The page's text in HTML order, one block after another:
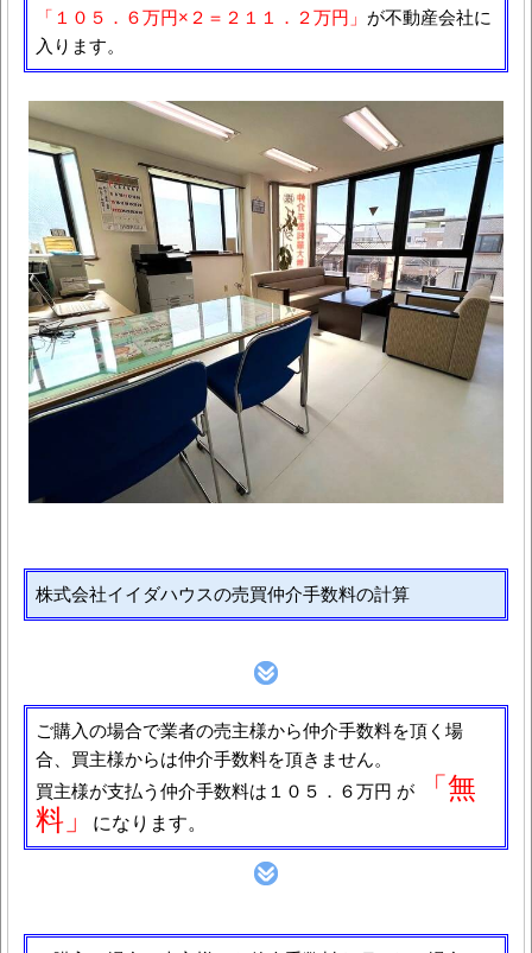
「１０５．６万円×２＝２１１．２万円」 が不動産会社に
入ります。
株式会社イイダハウスの売買仲介手数料の計算
ご購入の場合で業者の売主様から仲介手数料を頂く場
合、買主様からは仲介手数料を頂きません。
買主様が支払う仲介手数料は１０５．６万円 が
「無
料」
になります。